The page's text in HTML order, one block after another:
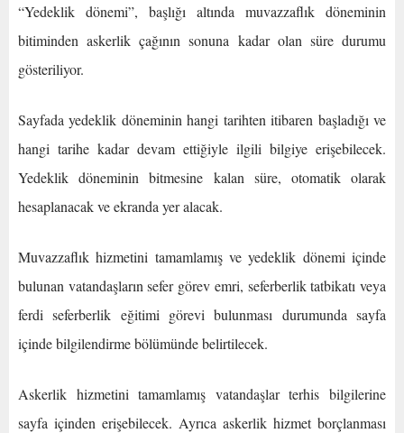
“Yedeklik dönemi”, başlığı altında muvazzaflık döneminin
bitiminden askerlik çağının sonuna kadar olan süre durumu
gösteriliyor.
Sayfada yedeklik döneminin hangi tarihten itibaren başladığı ve
hangi tarihe kadar devam ettiğiyle ilgili bilgiye erişebilecek.
Yedeklik döneminin bitmesine kalan süre, otomatik olarak
hesaplanacak ve ekranda yer alacak.
Muvazzaflık hizmetini tamamlamış ve yedeklik dönemi içinde
bulunan vatandaşların sefer görev emri, seferberlik tatbikatı veya
ferdi seferberlik eğitimi görevi bulunması durumunda sayfa
içinde bilgilendirme bölümünde belirtilecek.
Askerlik hizmetini tamamlamış vatandaşlar terhis bilgilerine
sayfa içinden erişebilecek. Ayrıca askerlik hizmet borçlanması